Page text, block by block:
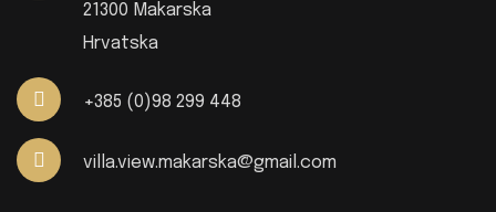
21300 Makarska
Hrvatska
+385 (0)98 299 448
villa.view.makarska@gmail.com